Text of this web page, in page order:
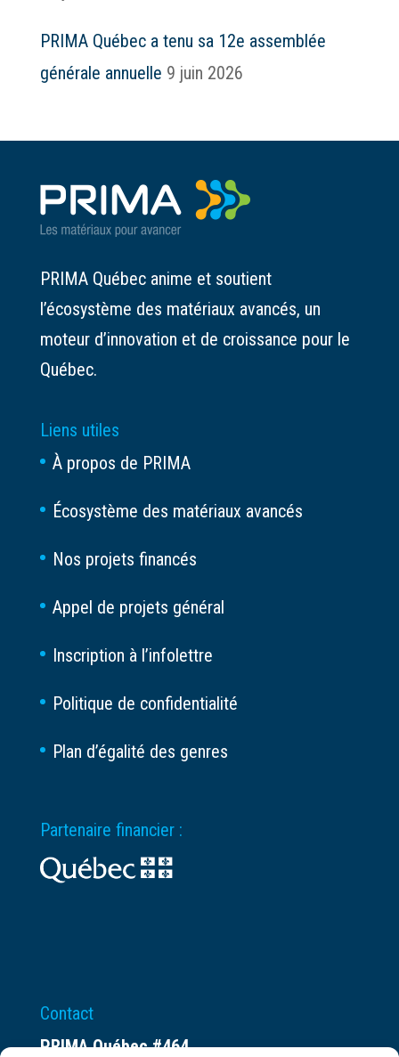
PRIMA Québec a tenu sa 12e assemblée
générale annuelle 9 juin 2026
PRIMA Québec anime et soutient
l’écosystème des matériaux avancés, un
moteur d’innovation et de croissance pour le
Québec.
Liens utiles
À propos de PRIMA
Écosystème des matériaux avancés
Nos projets financés
Appel de projets général
Inscription à l’infolettre
Politique de confidentialité
Plan d’égalité des genres
Partenaire financier :
Contact
PRIMA Québec #464